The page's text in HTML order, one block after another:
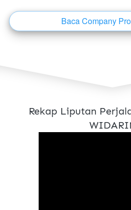
`Baca Company
Rekap Liputan